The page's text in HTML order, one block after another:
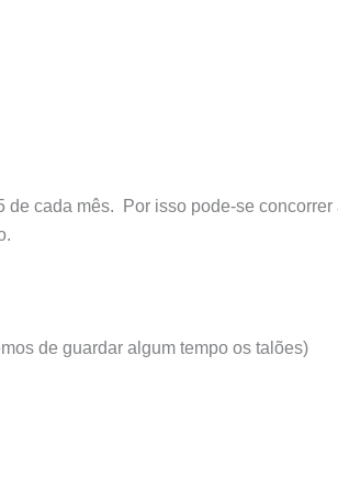
de cada mês. Por isso pode-se
de guardar algum tempo os talões)